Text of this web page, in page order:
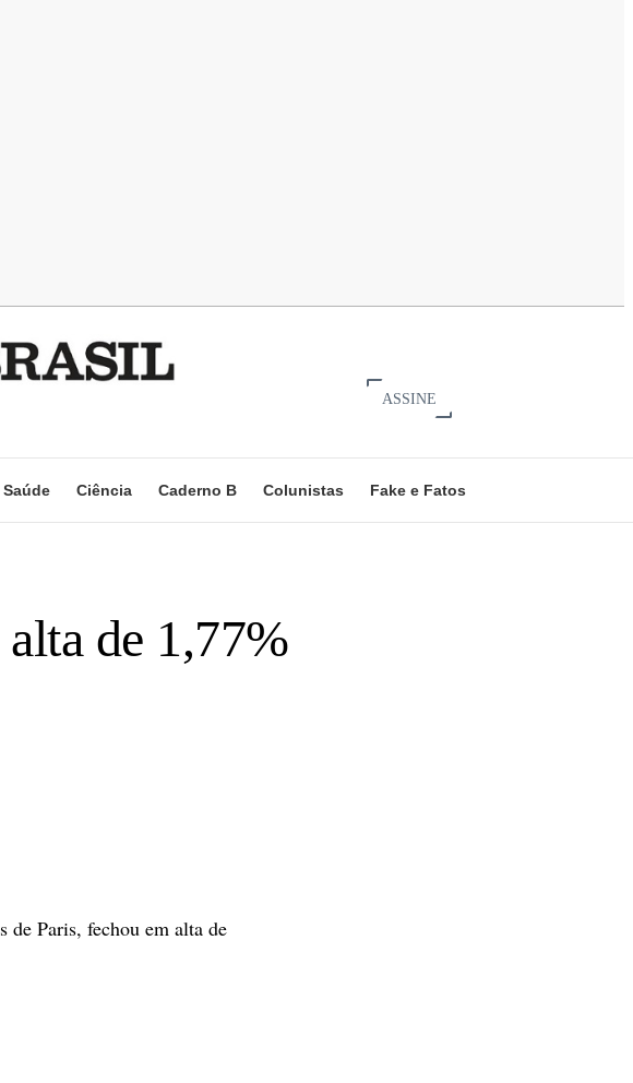
ASSINE
Saúde Ciência Caderno B Colunistas Fake e Fatos
de 1,77%
Paris, fechou em alta de